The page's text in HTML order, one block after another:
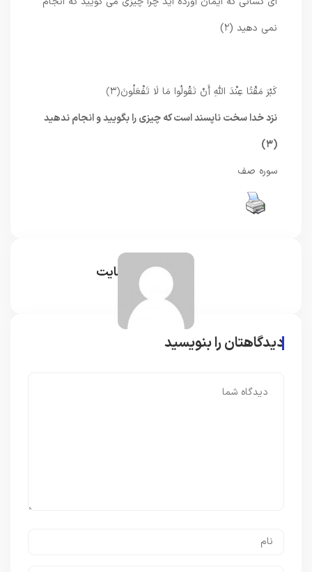
نمى‏ دهيد (۲)
كَبُرَ مَقْتًا عِنْدَ اللَّهِ أَنْ تَقُولُوا مَا لَا تَفْعَلُونَ﴿۳﴾
نزد خدا سخت ناپسند است كه چيزى را بگوييد و انجام ندهيد
(۳)
سوره صف
مدیر سایت
دیدگاهتان را بنویسید